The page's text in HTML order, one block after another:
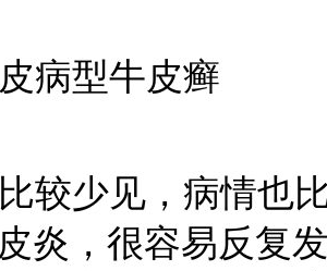
病型牛皮癣
较少见，病情也
炎，很容易反复